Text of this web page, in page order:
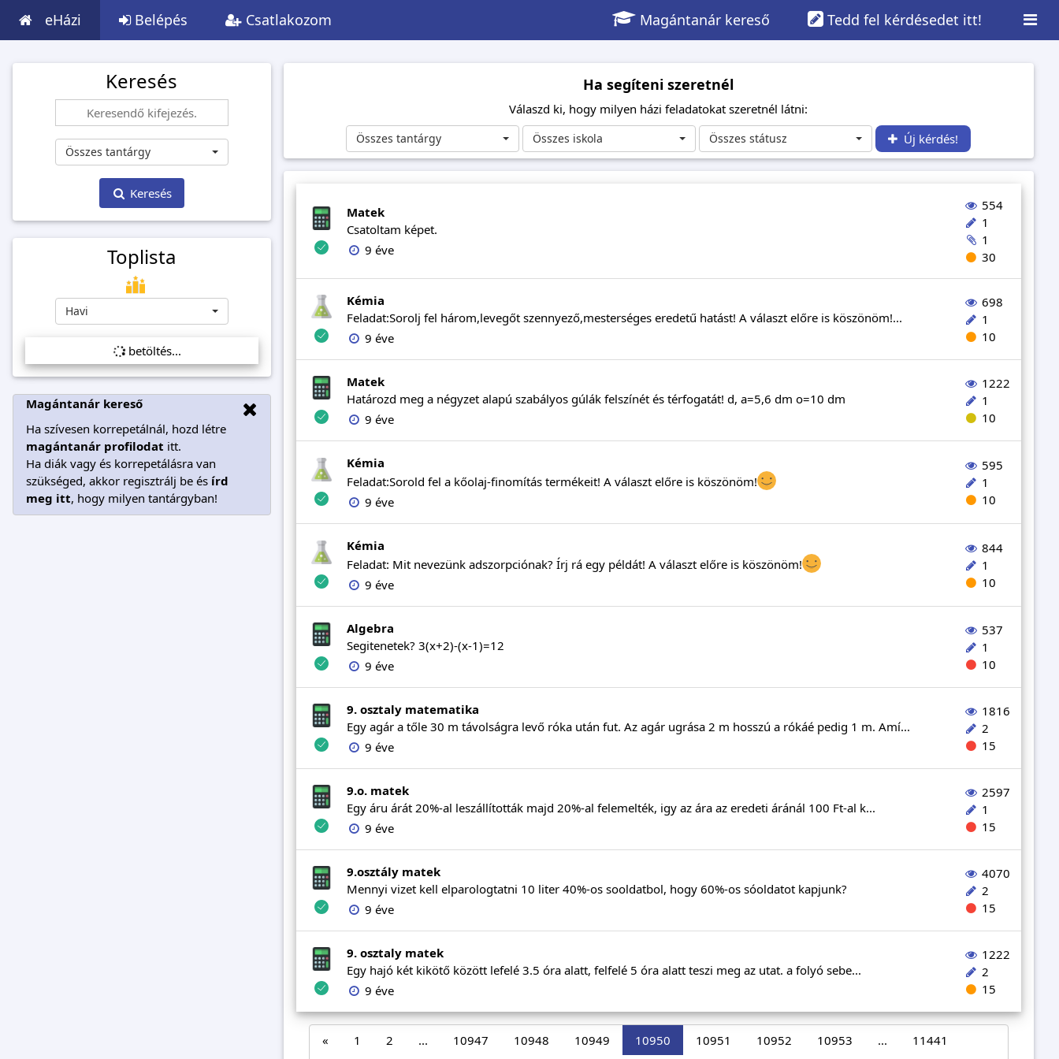
eHázi Belépés Csatlakozom Tedd fel kérdésedet itt!
Magántanár kereső
Keresés
Összes tantárgy
Keresés
Toplista
Havi
betöltés...
Magántanár kereső
Ha szívesen korrepetálnál, hozd létre
magántanár profilodat itt.
Ha diák vagy és korrepetálásra van
szükséged, akkor regisztrálj be és írd
meg itt, hogy milyen tantárgyban!
Ha segíteni szeretnél
Válaszd ki, hogy milyen házi feladatokat szeretnél látni:
Összes tantárgy Összes iskola Összes státusz Új kérdés!
Matek
Csatoltam képet.
9 éve
554
1
1
30
Kémia
Feladat:Sorolj fel három,levegőt szennyező,mesterséges eredetű hatást! A választ előre is köszönöm!...
9 éve
698
1
10
Matek
Határozd meg a négyzet alapú szabályos gúlák felszínét és térfogatát! d, a=5,6 dm o=10 dm
9 éve
1222
1
10
Kémia
Feladat:Sorold fel a kőolaj-finomítás termékeit! A választ előre is köszönöm!
9 éve
595
1
10
Kémia
Feladat: Mit nevezünk adszorpciónak? Írj rá egy példát! A választ előre is köszönöm!
9 éve
844
1
10
Algebra
Segitenetek? 3(x+2)-(x-1)=12
9 éve
537
1
10
9. osztaly matematika
Egy agár a tőle 30 m távolságra levő róka után fut. Az agár ugrása 2 m hosszú a rókáé pedig 1 m. Amí...
9 éve
1816
2
15
9.o. matek
Egy áru árát 20%-al leszállították majd 20%-al felemelték, igy az ára az eredeti áránál 100 Ft-al k...
9 éve
2597
1
15
9.osztály matek
Mennyi vizet kell elparologtatni 10 liter 40%-os sooldatbol, hogy 60%-os sóoldatot kapjunk?
9 éve
4070
2
15
9. osztaly matek
Egy hajó két kikötő között lefelé 3.5 óra alatt, felfelé 5 óra alatt teszi meg az utat. a folyó sebe...
9 éve
1222
2
15
« 1 2 ... 10947 10948 10949 10950 10951 10952 10953 ... 11441